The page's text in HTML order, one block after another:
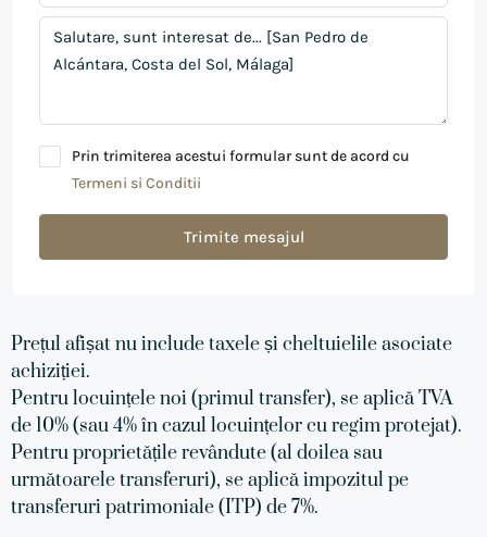
Prin trimiterea acestui formular sunt de acord cu
Termeni si Conditii
Trimite mesajul
Prețul afișat nu include taxele și cheltuielile asociate
achiziției.
Pentru locuințele noi (primul transfer), se aplică TVA
de 10% (sau 4% în cazul locuințelor cu regim protejat).
Pentru proprietățile revândute (al doilea sau
următoarele transferuri), se aplică impozitul pe
transferuri patrimoniale (ITP) de 7%.